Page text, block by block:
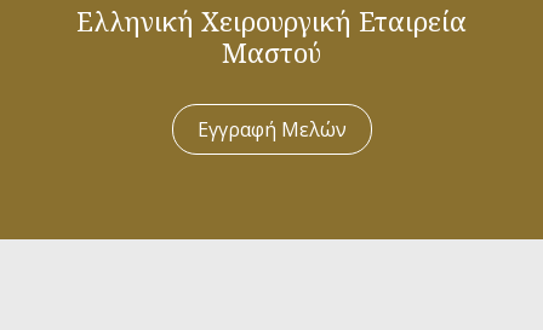
Ελληνική Χειρουργική Εταιρεία
Μαστού
Εγγραφή Μελών